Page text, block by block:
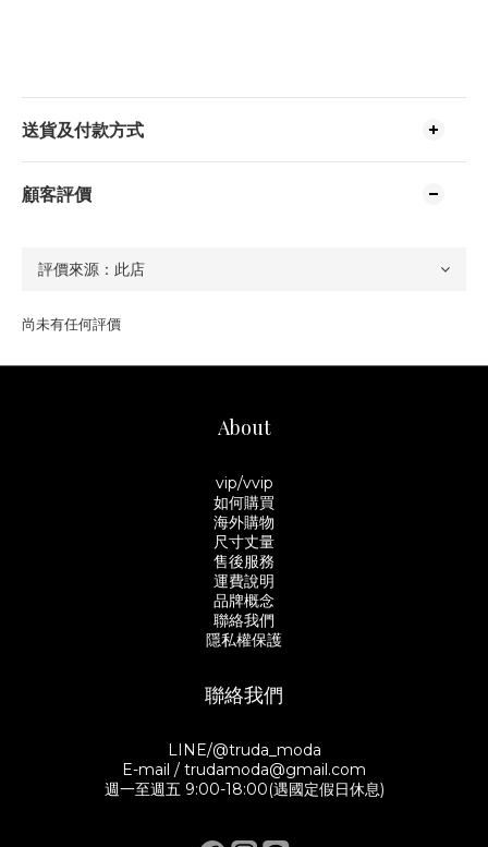
送貨及付款方式
顧客評價
尚未有任何評價
About
vip/vvip
如何購買
海外購物
尺寸丈量
售後服務
運費說明
品牌概念
聯絡我們
隱私權保護
聯絡我們
LINE/@truda_moda
E-mail / trudamoda@gmail.com
週一至週五 9:00-18:00(遇國定假日休息)